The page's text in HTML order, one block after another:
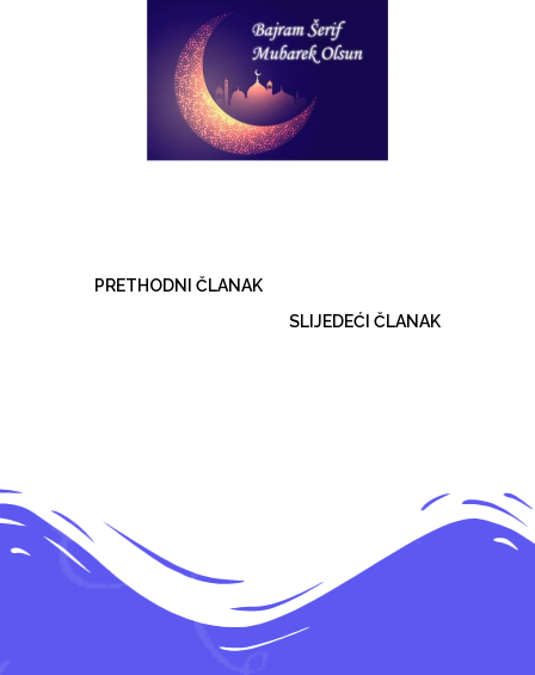
PRETHODNI ČLANAK
SLIJEDEĆI ČLANAK